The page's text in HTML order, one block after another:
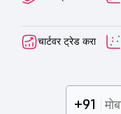
चार्टवर ट्रेड करा
+91